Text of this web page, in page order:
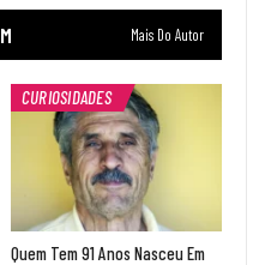
Mais Do Autor
CURIOSIDADES
Quem Tem 91 Anos Nasceu Em